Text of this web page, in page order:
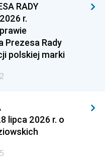
RADY
r.
Prezesa Rady
polskiej marki
lipca 2026 r. o